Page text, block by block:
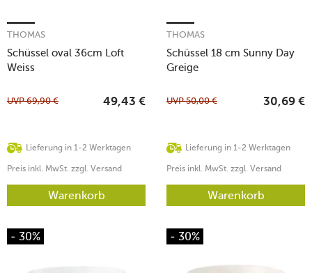
Schüssel oval 36cm Loft
Weiss
THOMAS
Lieferung in 1-2 Werktagen
UVP69,90 € 49,43 €
Preis inkl. MwSt. zzgl. Versand
Warenkorb
Schüssel 18 cm Sunny Day
Greige
THOMAS
Lieferung in 1-2 Werktagen
UVP50,00 € 30,69 €
Preis inkl. MwSt. zzgl. Versand
Warenkorb
- 30% - 30%